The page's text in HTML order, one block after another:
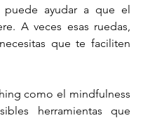
puede ayudar a que el
A veces esas ruedas,
que te faciliten
como el mindfulness
herramientas que